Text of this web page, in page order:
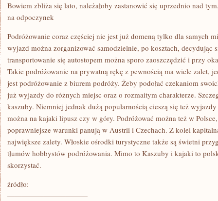
JEDNA
AKTYWNOŚCI
CZASIE
Bowiem zbliża się lato, należałoby zastanowić się uprzednio nad
na odpoczynek
Podróżowanie coraz częściej nie jest już domeną tylko dla samych
wyjazd można zorganizować samodzielnie, po kosztach, decydując
transportowanie się autostopem można sporo zaoszczędzić i przy
Takie podróżowanie na prywatną rękę z pewnością ma wiele zalet,
jest podróżowanie z biurem podróży. Żeby podołać czekaniom
już wyjazdy do różnych miejsc oraz o rozmaitym charakterze.
kaszuby. Niemniej jednak dużą popularnością cieszą się też
można na kajaki lipusz czy w góry. Podróżować można też w
poprawniejsze warunki panują w Austrii i Czechach. Z kolei
największe zalety. Włoskie ośrodki turystyczne także są świetni
tłumów hobbystów podróżowania. Mimo to Kaszuby i kajaki to
skorzystać.
źródło:
———————————